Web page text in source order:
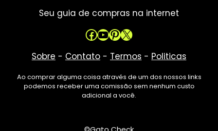
Seu guia de compras na internet
Facebook
Youtube
Pinterest
X
Sobre - Contato - Termos - Politicas
Ao comprar alguma coisa através de um dos nossos links
podemos receber uma comissão sem nenhum custo
adicional a você.